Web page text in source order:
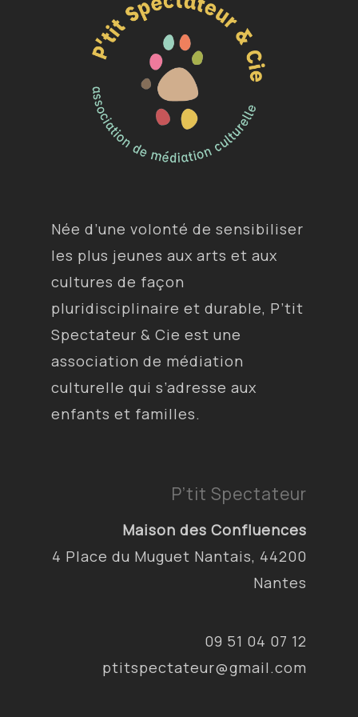
Née d’une volonté de sensibiliser
les plus jeunes aux arts et aux
cultures de façon
pluridisciplinaire et durable, P’tit
Spectateur & Cie est une
association de médiation
culturelle qui s’adresse aux
enfants et familles.
P’tit Spectateur
Maison des Confluences
4 Place du Muguet Nantais, 44200
Nantes
09 51 04 07 12
ptitspectateur@gmail.com